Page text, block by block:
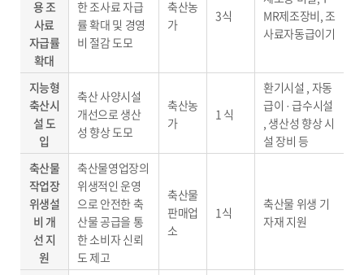
용 조
사료
자급률
확대
한 조사료 자급
률 확대 및 경영
비 절감 도모
축산농
가
3식
MR제조장비, 조
사료자동급이기
지능형
축산시
설 도
입
축산 사양시설
개선으로 생산
성 향상 도모
축산농
가
1 식
환기시설 , 자동
급이 · 급수시설
, 생산성 향상 시
설 장비 등
축산물
작업장
위생설
비 개
선 지
원
축산물영업장의
위생적인 운영
으로 안전한 축
산물 공급을 통
한 소비자 신뢰
도 제고
축산물
판매업
소
1식
축산물 위생 기
자재 지원